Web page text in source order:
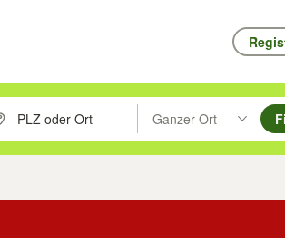
mit den Pfeiltasten nach oben/unten
oder Ort eingeben. Eingabetaste drücken
Ganzer Ort
Suche im Umkreis des